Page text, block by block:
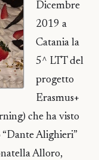
Dicembre
2019 a
Catania la
5^ LTT del
progetto
Erasmus+
che ha visto
Alighieri”
Alloro,